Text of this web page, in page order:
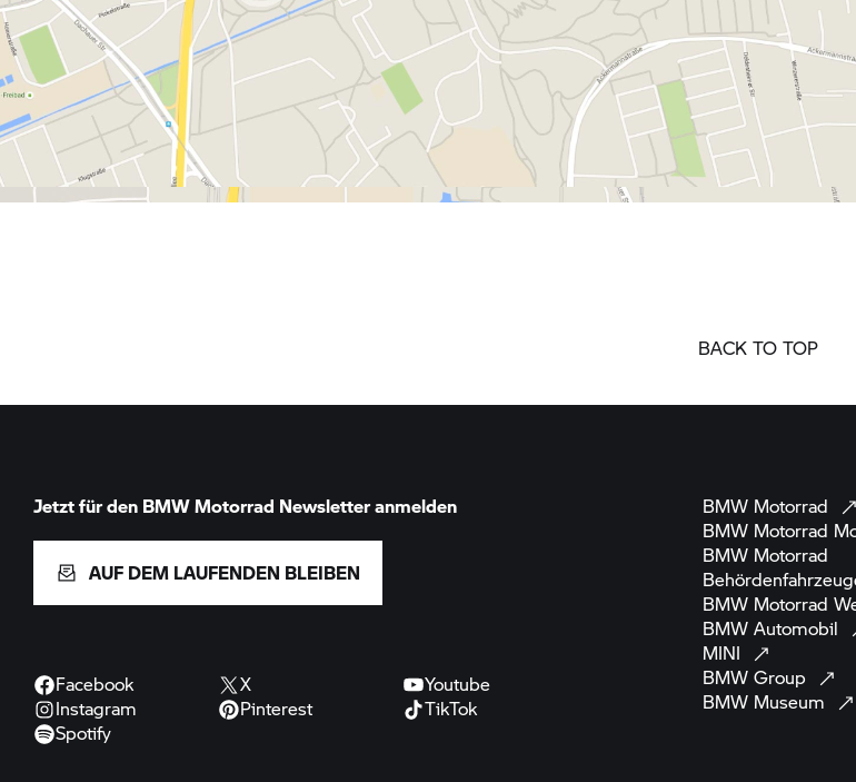
BACK TO TOP
Jetzt für den BMW Motorrad Newsletter anmelden
AUF DEM LAUFENDEN BLEIBEN
Facebook X
Youtube
Instagram
Pinterest
TikTok
Spotify
BMW Motorrad
BMW Motorrad
BMW Motorrad
BMW Motorrad
BMW Automobil
MINI
BMW Group
BMW Museum